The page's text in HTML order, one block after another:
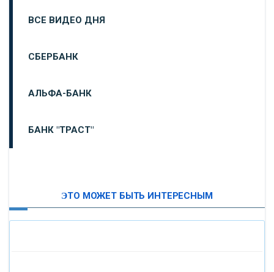
ВСЕ ВИДЕО ДНЯ
СБЕРБАНК
АЛЬФА-БАНК
БАНК "ТРАСТ"
ЭТО МОЖЕТ БЫТЬ ИНТЕРЕСНЫМ